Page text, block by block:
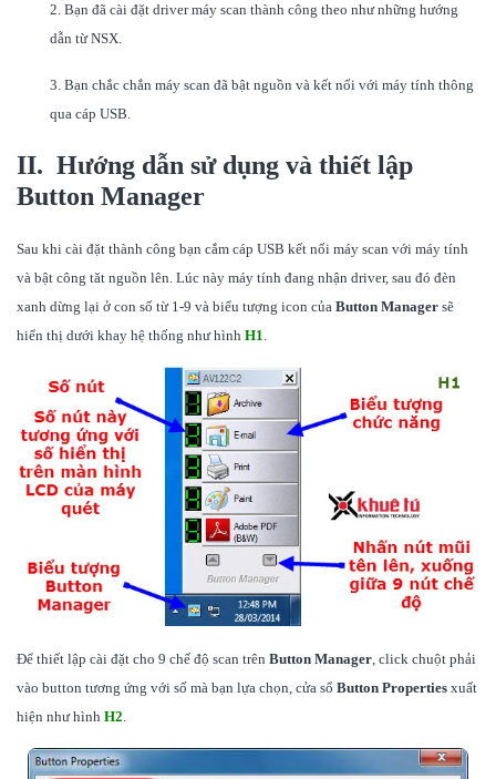
2. Bạn đã cài đặt driver máy scan thành công theo như những hướng
dẫn từ NSX.
3. Bạn chắc chắn máy scan đã bật nguồn và kết nối với máy tính thông
qua cáp USB.
II. Hướng dẫn sử dụng và thiết lập
Button Manager
Sau khi cài đặt thành công bạn cắm cáp USB kết nối máy scan với máy tính
và bật công tăt nguồn lên. Lúc này máy tính đang nhận driver, sau đó đèn
xanh dừng lại ở con số từ 1-9 và biểu tượng icon của Button Manager sẽ
hiển thị dưới khay hệ thống như hình H1.
Để thiết lập cài đặt cho 9 chế độ scan trên Button Manager , click chuột phải
vào button tương ứng với số mà bạn lựa chọn, cửa sổ Button Properties xuất
hiện như hình H2